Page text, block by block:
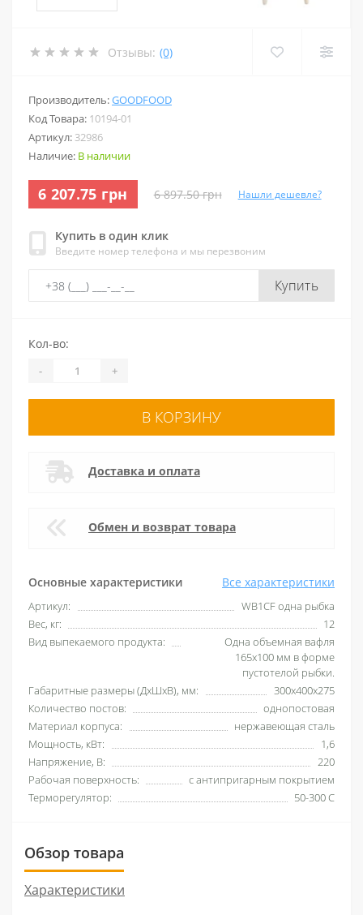
Отзывы: (0)
Производитель:GOODFOOD
Код Товара: 10194-01
Артикул: 32986
Наличие: В наличии
6 207.75 грн 6 897.50 грн Нашли дешевле?
Купить в один клик
Введите номер телефона и мы перезвоним
Купить
Основные характеристики Все характеристики
Артикул:
WB1CF одна рыбка
Вес, кг:
12
Вид выпекаемого продукта:
Одна объемная вафля
165х100 мм в форме
пустотелой рыбки.
Габаритные размеры (ДхШхВ), мм:
300х400х275
Количество постов:
однопостовая
Материал корпуса:
нержавеющая сталь
Мощность, кВт:
1,6
Напряжение, В:
220
Рабочая поверхность:
с антипригарным покрытием
Терморегулятор:
50-300 С
Кол-во:
- +
В КОРЗИНУ
Доставка и оплата
Обмен и возврат товара
Обзор товара
Характеристики